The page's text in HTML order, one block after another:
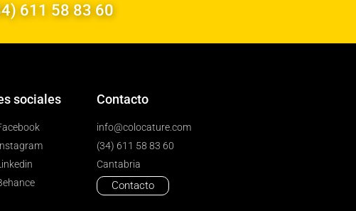
611 58 83 60
sociales Contacto
info@colocature.com
(34) 611 58 83 60
Cantabria
Contacto